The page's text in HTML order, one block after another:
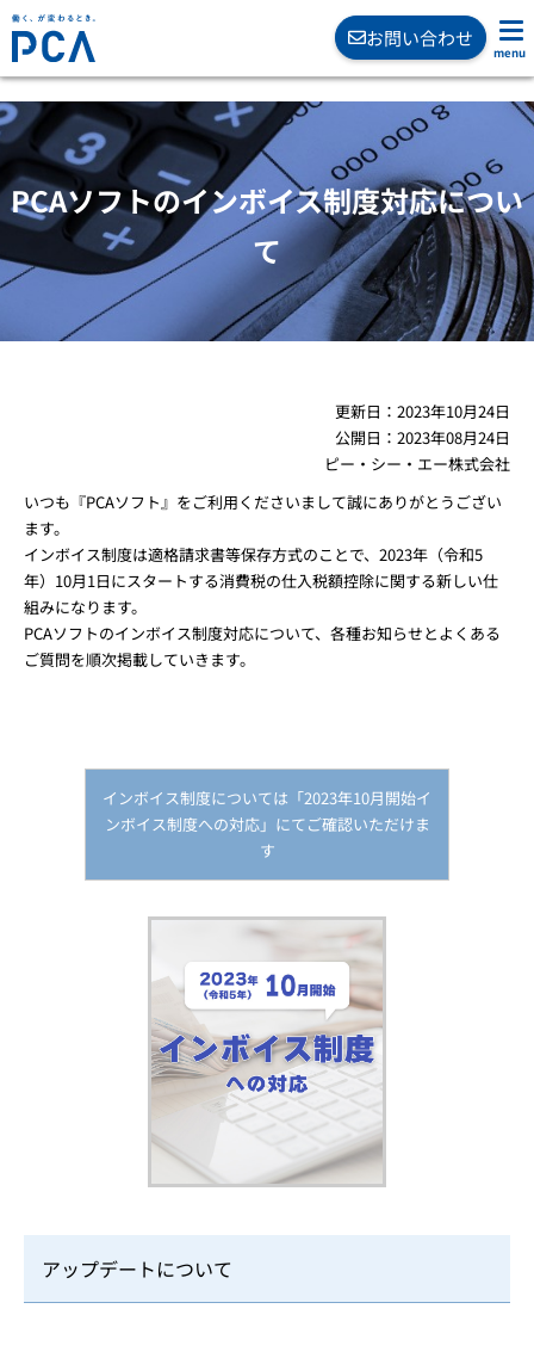
お問い合わせ
PCAソフトのインボイス制度対応につい
て
更新日： 2023年10月24日
公開日： 2023年08月24日
ピー・シー・エー株式会社
いつも『PCAソフト』をご利用くださいまして誠にありがとうござい
ます。
インボイス制度は適格請求書等保存方式のことで、2023年（令和5
年）10月1日にスタートする消費税の仕入税額控除に関する新しい仕
組みになります。
PCAソフトのインボイス制度対応について、各種お知らせとよくある
ご質問を順次掲載していきます。
インボイス制度については「2023年10月開始イ
ンボイス制度への対応」にてご確認いただけま
す
アップデートについて